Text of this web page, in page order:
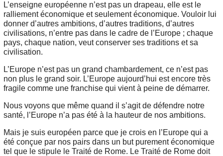
L’enseigne européenne n’est pas un drapeau, elle est le
ralliement économique et seulement économique. Vouloir lui
donner d’autres ambitions, d’autres traditions, d’autres
civilisations, n’entre pas dans le cadre de l’Europe ; chaque
pays, chaque nation, veut conserver ses traditions et sa
civilisation.
L’Europe n’est pas un grand chambardement, ce n’est pas
non plus le grand soir. L’Europe aujourd’hui est encore très
fragile comme une franchise qui vient à peine de démarrer.
Nous voyons que même quand il s’agit de défendre notre
santé, l’Europe n’a pas été à la hauteur de nos ambitions.
Mais je suis européen parce que je crois en l’Europe qui a
été conçue par nos pairs dans un but purement économique
tel que le stipule le Traité de Rome. Le Traité de Rome doit